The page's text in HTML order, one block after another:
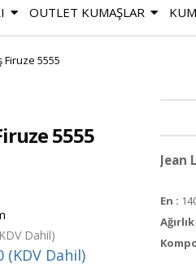
OUTLET KUMAŞLAR
Firuze 5555
5555
Dahil)
(KDV Dahil)
Jean
En :
Ağırlık